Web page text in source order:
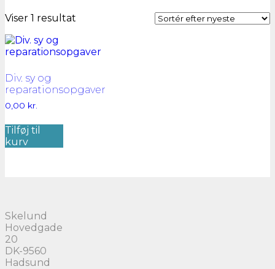
Viser 1 resultat
Div. sy og
reparationsopgaver
0,00 kr.
Tilføj til
kurv
Skelund
Hovedgade
20
DK-9560
Hadsund